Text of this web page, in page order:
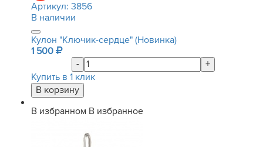
Артикул: 3856
В наличии
Кулон "Ключик-сердце" (Новинка)
1 500
-
+
Купить в 1 клик
В избранном В избранное